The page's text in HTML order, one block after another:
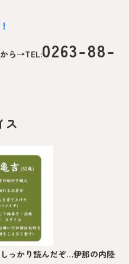
ら→TEL:0263-88-
ス
っかり読んだぞ…伊那の内陸